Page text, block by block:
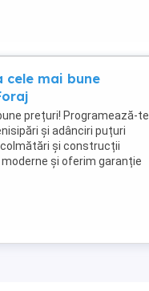
cele mai bune
prețuri! Programează-te
și adânciri puțuri
și construcții
și oferim garanție